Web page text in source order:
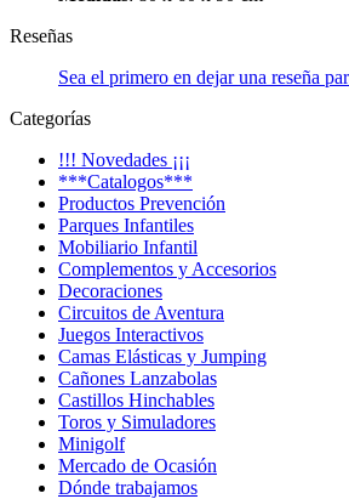
Reseñas
Sea el primero en dejar una reseña
Categorías
!!! Novedades ¡¡¡
***Catalogos***
Productos Prevención
Parques Infantiles
Mobiliario Infantil
Complementos y Accesorios
Decoraciones
Circuitos de Aventura
Juegos Interactivos
Camas Elásticas y Jumping
Cañones Lanzabolas
Castillos Hinchables
Toros y Simuladores
Minigolf
Mercado de Ocasión
Dónde trabajamos